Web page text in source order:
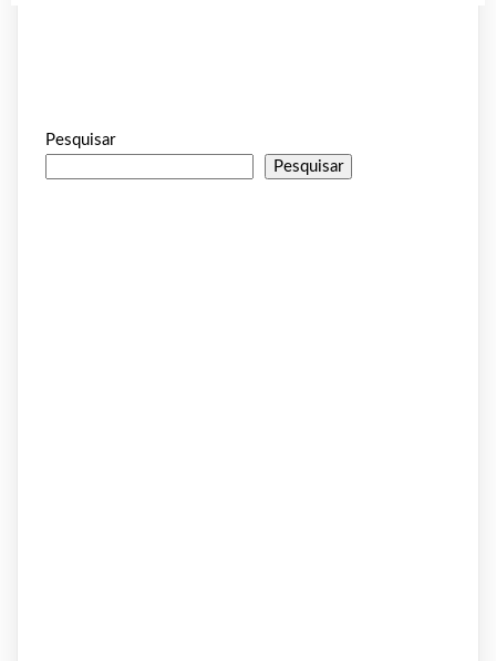
Pesquisar
Pesquisar